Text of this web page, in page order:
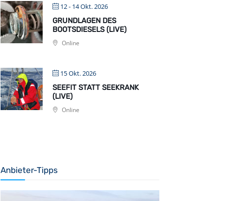
12 - 14 Okt. 2026
GRUNDLAGEN DES
BOOTSDIESELS (LIVE)
Online
15 Okt. 2026
SEEFIT STATT SEEKRANK
(LIVE)
Online
Anbieter-Tipps